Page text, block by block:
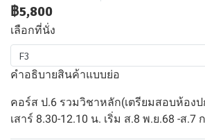
฿5,800
เลือกที่นั่ง
F3
คำอธิบายสินค้าแบบย่อ
คอร์ส ป.6 รวมวิชาหลัก(เตรียมสอบห้อง
เสาร์ 8.30-12.10 น. เริ่ม ส.8 พ.ย.68 -ส.7